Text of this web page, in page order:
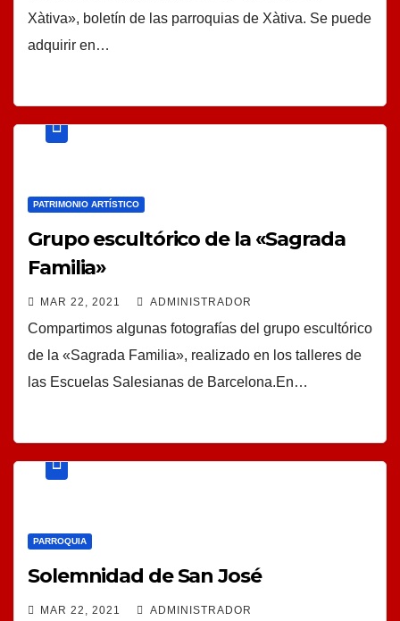
Xàtiva», boletín de las parroquias de Xàtiva. Se puede
adquirir en…
PATRIMONIO ARTÍSTICO
Grupo escultórico de la «Sagrada
Familia»
MAR 22, 2021 ADMINISTRADOR
Compartimos algunas fotografías del grupo escultórico
de la «Sagrada Familia», realizado en los talleres de
las Escuelas Salesianas de Barcelona.En…
PARROQUIA
Solemnidad de San José
MAR 22, 2021 ADMINISTRADOR